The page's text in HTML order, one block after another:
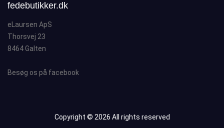
fedebutikker.dk
eLaursen ApS
Thorsvej 23
8464 Galten
Besøg os på facebook
Copyright © 2026 All rights reserved